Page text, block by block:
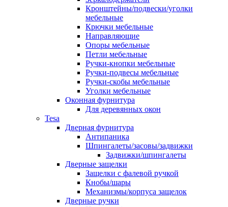
Кронштейны/подвески/уголки
мебельные
Крючки мебельные
Направляющие
Опоры мебельные
Петли мебельные
Ручки-кнопки мебельные
Ручки-подвесы мебельные
Ручки-скобы мебельные
Уголки мебельные
Оконная фурнитура
Для деревянных окон
Tesa
Дверная фурнитура
Антипаника
Шпингалеты/засовы/задвижки
Задвижки/шпингалеты
Дверные защелки
Защелки с фалевой ручкой
Кнобы/шары
Механизмы/корпуса защелок
Дверные ручки